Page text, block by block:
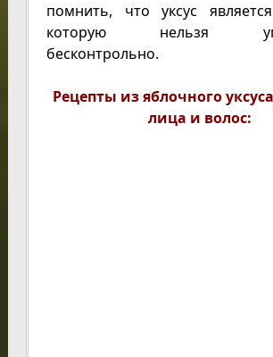
помнить, что уксус
которую нельзя
бесконтрольно.
Рецепты из яблочного
лица и волос: